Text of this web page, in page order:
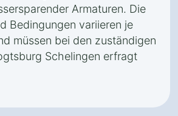
Armaturen. Die
Bedingungen variieren je
müssen bei den zuständigen
Schelingen erfragt